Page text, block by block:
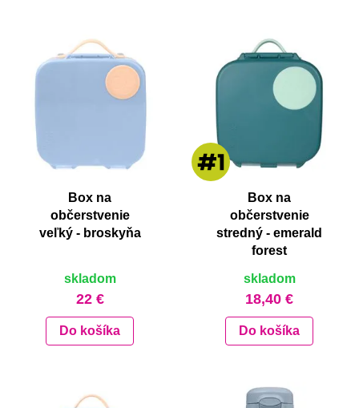
Box na
občerstvenie
veľký - broskyňa
skladom
22 €
Do košíka
Box na
občerstvenie
stredný - emerald
forest
skladom
18,40 €
Do košíka